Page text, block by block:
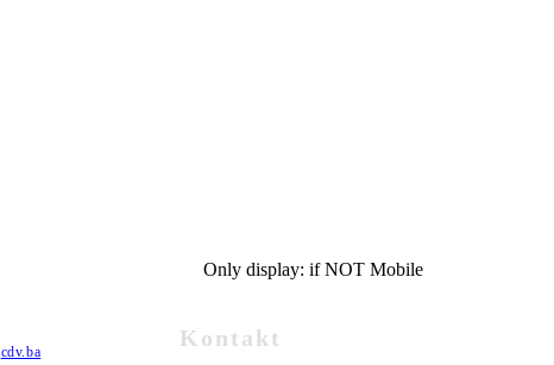
Only display: if NOT Mobile
cdv.ba
Kontakt